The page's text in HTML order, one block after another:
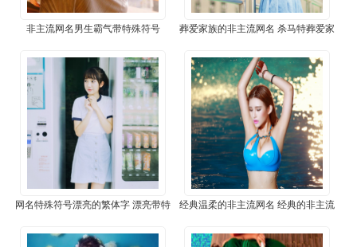
非主流网名男生霸气带特殊符号
葬爱家族的非主流网名 杀马特葬爱家
网名特殊符号漂亮的繁体字 漂亮带特
经典温柔的非主流网名 经典的非主流